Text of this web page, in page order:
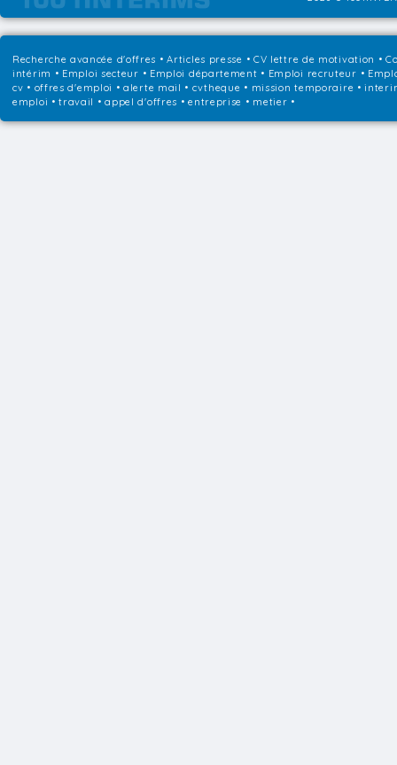
Recherche avancée d'offres •Articles presse • CV lettre de motivation •
intérim • Emploi secteur • Emploi département • Emploi recruteur •
cv • offres d'emploi • alerte mail • cvtheque • mission temporaire •
emploi • travail • appel d'offres • entreprise • metier •